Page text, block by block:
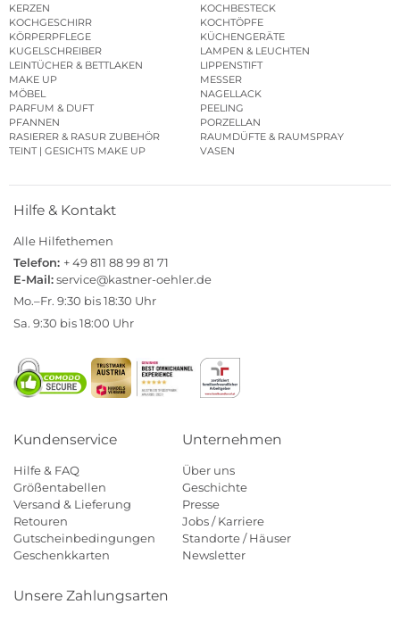
KERZEN
KOCHBESTECK
KOCHGESCHIRR
KOCHTÖPFE
KÖRPERPFLEGE
KÜCHENGERÄTE
KUGELSCHREIBER
LAMPEN & LEUCHTEN
LEINTÜCHER & BETTLAKEN
LIPPENSTIFT
MAKE UP
MESSER
MÖBEL
NAGELLACK
PARFUM & DUFT
PEELING
PFANNEN
PORZELLAN
RASIERER & RASUR ZUBEHÖR
RAUMDÜFTE & RAUMSPRAY
TEINT | GESICHTS MAKE UP
VASEN
Hilfe & Kontakt
Alle Hilfethemen
Telefon: + 49 811 88 99 81 71
E-Mail:service@kastner-oehler.de
Mo.–Fr. 9:30 bis 18:30 Uhr
Sa. 9:30 bis 18:00 Uhr
Kundenservice
Hilfe & FAQ
Größentabellen
Versand & Lieferung
Retouren
Gutscheinbedingungen
Geschenkkarten
Unternehmen
Über uns
Geschichte
Presse
Jobs / Karriere
Standorte / Häuser
Newsletter
Unsere Zahlungsarten